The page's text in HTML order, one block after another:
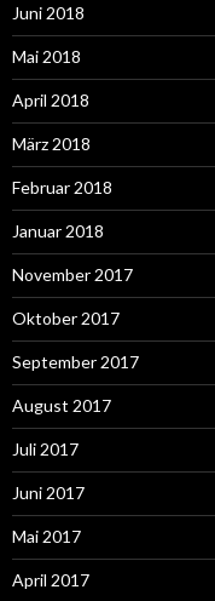
Juni 2018
Mai 2018
April 2018
März 2018
Februar 2018
Januar 2018
November 2017
Oktober 2017
September 2017
August 2017
Juli 2017
Juni 2017
Mai 2017
April 2017